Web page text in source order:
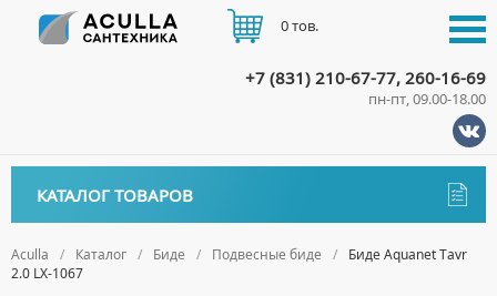
Aculla Каталог Биде Подвесные биде
Биде Aquanet Tavr
2.0 LX-1067
КАТАЛОГ ТОВАРОВ
ДЕРЖАТЕЛИ
Биде
+7 (831) 210-67-77, 260-16-69
пн-пт, 09.00-18.00
0 тов.
ДОСТАВКА